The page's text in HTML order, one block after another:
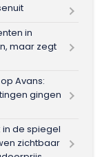
in
maar zegt
Avans:
gingen
in de spiegel
zichtbaar